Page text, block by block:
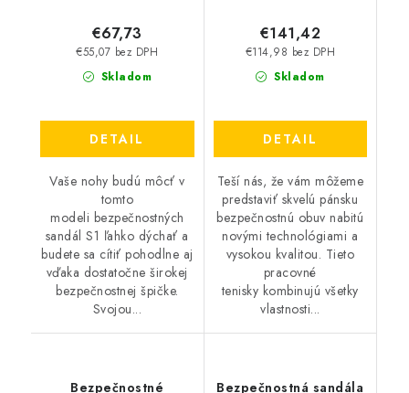
Skladom
€55,07 bez DPH
€67,73
DETAIL
Vaše nohy budú môcť v
tomto
modeli bezpečnostných
sandál S1 ľahko dýchať a
budete sa cítiť pohodlne aj
vďaka dostatočne širokej
bezpečnostnej špičke.
Svojou...
Skladom
€114,98 bez DPH
€141,42
DETAIL
Teší nás, že vám môžeme
predstaviť skvelú pánsku
bezpečnostnú obuv nabitú
novými technológiami a
vysokou kvalitou. Tieto
pracovné
tenisky kombinujú všetky
vlastnosti...
Bezpečnostné
Bezpečnostná sandála